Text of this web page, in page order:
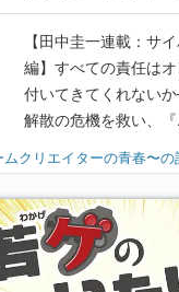
に行って、より理解
【田中圭一連載：サ
編】すべての責任はオ
付いてきてくれない
解散の危機を救い、
開く。業界の快男児
『少年ジャンプ』色
り】
クリエイターの青春〜の